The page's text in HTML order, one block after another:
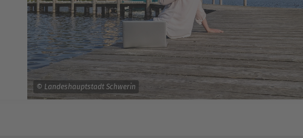
© Landeshauptstadt Schwerin